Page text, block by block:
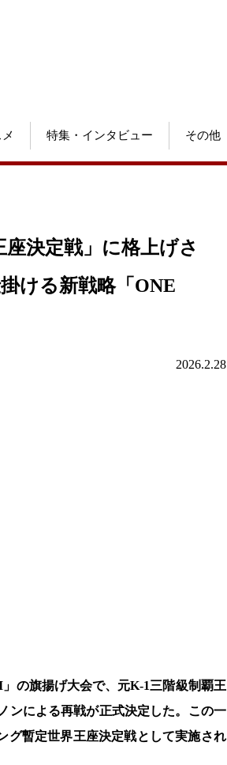
特集・インタビュー その他
決定戦」に格上げさ
ける新戦略「ONE
2026.2.28
の旗揚げ大会で、元K-1三階級制覇王
ンによる再戦が正式決定した。この一
グ暫定世界王座決定戦として実施され